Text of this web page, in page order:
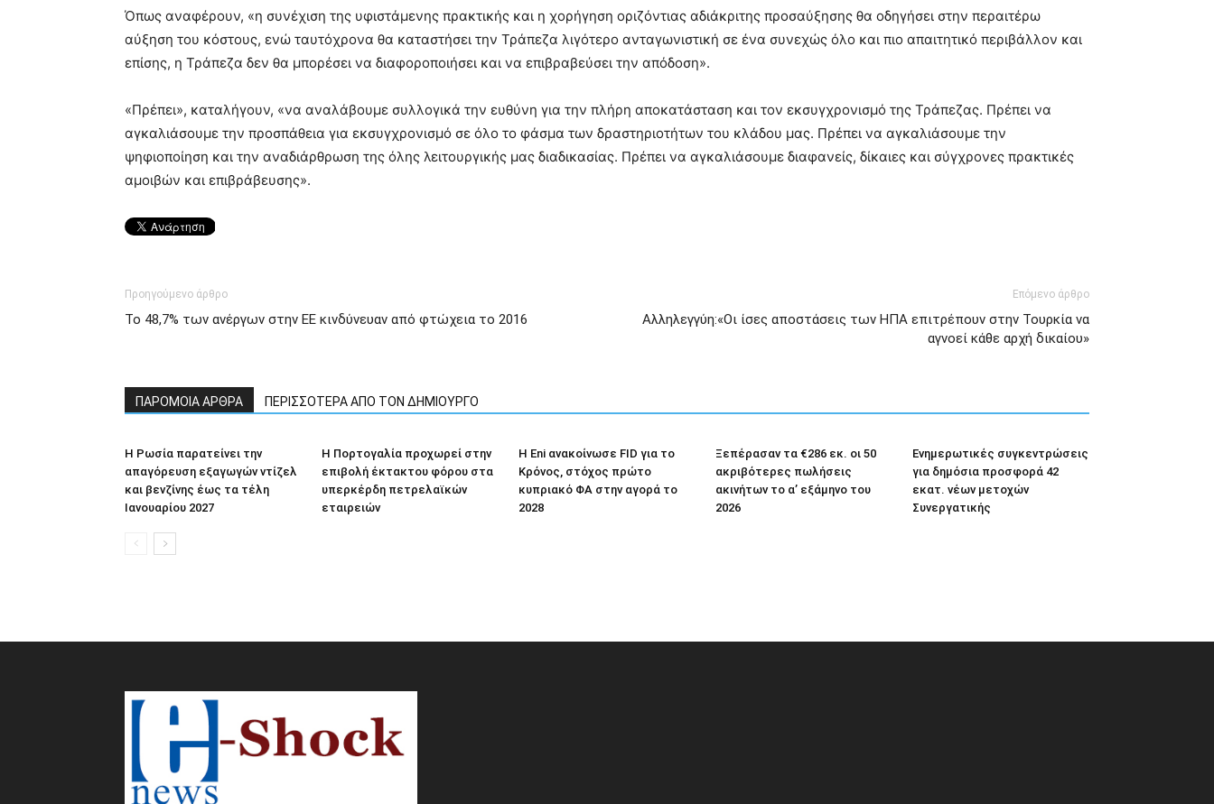
Όπως αναφέρουν, «η συνέχιση της υφιστάμενης πρακτικής και η χορήγηση οριζόντιας αδιάκριτης προσαύξησης θα οδηγήσει στην περαιτέρω
αύξηση του κόστους, ενώ ταυτόχρονα θα καταστήσει την Τράπεζα λιγότερο ανταγωνιστική σε ένα συνεχώς όλο και πιο απαιτητικό περιβάλλον και
επίσης, η Τράπεζα δεν θα μπορέσει να διαφοροποιήσει και να επιβραβεύσει την απόδοση».
«Πρέπει», καταλήγουν, «να αναλάβουμε συλλογικά την ευθύνη για την πλήρη αποκατάσταση και τον εκσυγχρονισμό της Τράπεζας. Πρέπει να
αγκαλιάσουμε την προσπάθεια για εκσυγχρονισμό σε όλο το φάσμα των δραστηριοτήτων του κλάδου μας. Πρέπει να αγκαλιάσουμε την
ψηφιοποίηση και την αναδιάρθρωση της όλης λειτουργικής μας διαδικασίας. Πρέπει να αγκαλιάσουμε διαφανείς, δίκαιες και σύγχρονες πρακτικές
αμοιβών και επιβράβευσης».
Προηγούμενο άρθρο
Το 48,7% των ανέργων στην ΕΕ κινδύνευαν από φτώχεια το 2016
Επόμενο άρθρο
Αλληλεγγύη:«Οι ίσες αποστάσεις των ΗΠΑ επιτρέπουν στην Τουρκία να
αγνοεί κάθε αρχή δικαίου»
ΠΑΡΟΜΟΙΑ ΑΡΘΡΑ ΠΕΡΙΣΣΟΤΕΡΑ ΑΠΟ ΤΟΝ ΔΗΜΙΟΥΡΓΟ
Η Ρωσία παρατείνει την
απαγόρευση εξαγωγών ντίζελ
και βενζίνης έως τα τέλη
Ιανουαρίου 2027
Η Πορτογαλία προχωρεί στην
επιβολή έκτακτου φόρου στα
υπερκέρδη πετρελαϊκών
εταιρειών
Η Eni ανακοίνωσε FID για το
Κρόνος, στόχος πρώτο
κυπριακό ΦΑ στην αγορά το
2028
Ξεπέρασαν τα €286 εκ. οι 50
ακριβότερες πωλήσεις
ακινήτων το α’ εξάμηνο του
2026
Ενημερωτικές συγκεντρώσεις
για δημόσια προσφορά 42
εκατ. νέων μετοχών
Συνεργατικής